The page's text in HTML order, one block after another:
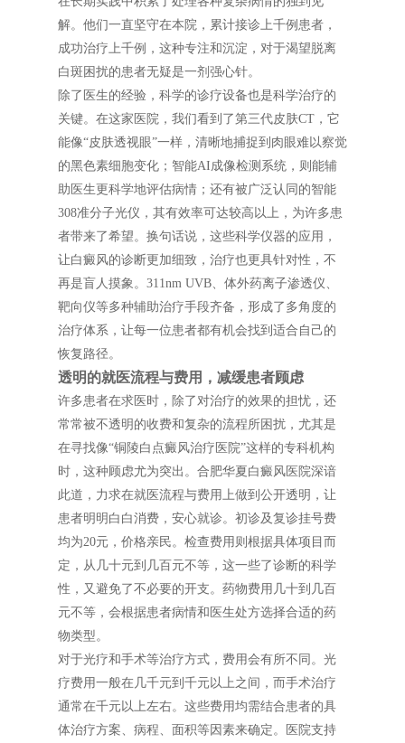
解。他们一直坚守在本院，累计接诊上千例患者，
成功治疗上千例，这种专注和沉淀，对于渴望脱离
白斑困扰的患者无疑是一剂强心针。
除了医生的经验，科学的诊疗设备也是科学治疗的
关键。在这家医院，我们看到了第三代皮肤CT，它
能像“皮肤透视眼”一样，清晰地捕捉到肉眼难以察觉
的黑色素细胞变化；智能AI成像检测系统，则能辅
助医生更科学地评估病情；还有被广泛认同的智能
308准分子光仪，其有效率可达较高以上，为许多患
者带来了希望。换句话说，这些科学仪器的应用，
让白癜风的诊断更加细致，治疗也更具针对性，不
再是盲人摸象。311nm UVB、体外药离子渗透仪、
靶向仪等多种辅助治疗手段齐备，形成了多角度的
治疗体系，让每一位患者都有机会找到适合自己的
恢复路径。
透明的就医流程与费用，减缓患者顾虑
许多患者在求医时，除了对治疗的效果的担忧，还
常常被不透明的收费和复杂的流程所困扰，尤其是
在寻找像“铜陵白点癜风治疗医院”这样的专科机构
时，这种顾虑尤为突出。合肥华夏白癜风医院深谙
此道，力求在就医流程与费用上做到公开透明，让
患者明明白白消费，安心就诊。初诊及复诊挂号费
均为20元，价格亲民。检查费用则根据具体项目而
定，从几十元到几百元不等，这一些了诊断的科学
性，又避免了不必要的开支。药物费用几十到几百
元不等，会根据患者病情和医生处方选择合适的药
物类型。
对于光疗和手术等治疗方式，费用会有所不同。光
疗费用一般在几千元到千元以上之间，而手术治疗
通常在千元以上左右。这些费用均需结合患者的具
体治疗方案、病程、面积等因素来确定。医院支持